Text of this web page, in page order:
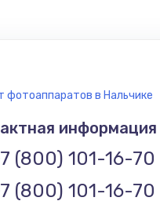
фотоаппаратов в Нальчике
информация
(800) 101-16-70
(800) 101-16-70